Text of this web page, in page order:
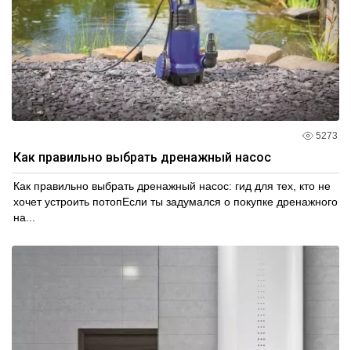
5273
Как правильно выбрать дренажный насос
Как правильно выбрать дренажный насос: гид для тех, кто не
хочет устроить потопЕсли ты задумался о покупке дренажного
на...